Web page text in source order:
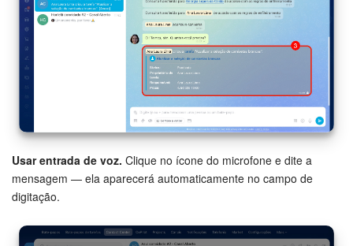
Usar entrada de voz. Clique no ícone do microfone e dite a
mensagem — ela aparecerá automaticamente no campo de
digitação.